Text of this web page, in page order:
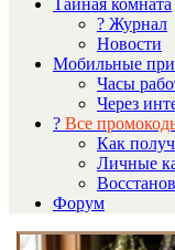
Тайная комната
? Журнал
Новости
Мобильные
Часы
Через
? Все
Как
Личные
Форум